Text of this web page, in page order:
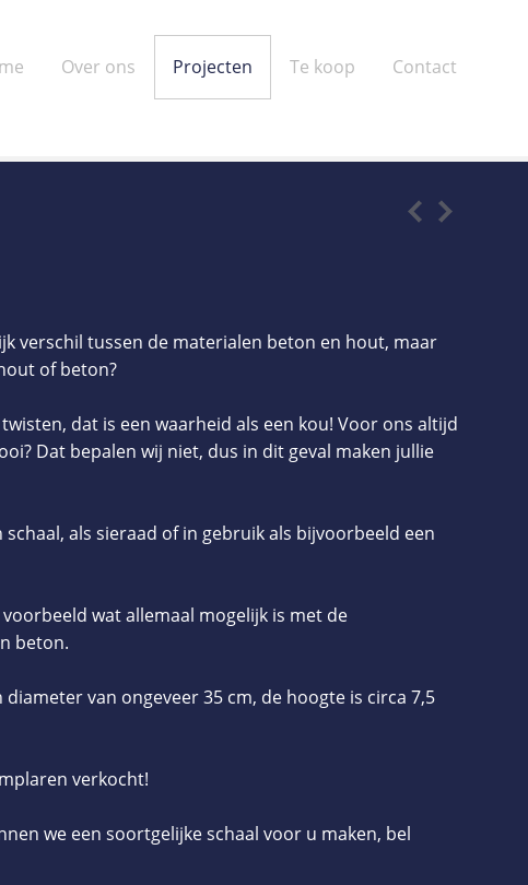
Over ons Projecten Te koop Contact
verschil tussen de materialen beton en hout, maar
of beton?
dat is een waarheid als een kou! Voor ons altijd
Dat bepalen wij niet, dus in dit geval maken jullie
als sieraad of in gebruik als bijvoorbeeld een
wat allemaal mogelijk is met de
beton.
diameter van ongeveer 35 cm, de hoogte is circa 7,5
verkocht!
we een soortgelijke schaal voor u maken, bel